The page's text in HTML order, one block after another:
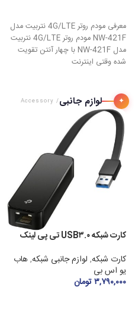
معرفی مودم روتر 4G/LTE نتربیت مدل
NW-421F مودم روتر 4G/LTE نتربیت
مدل NW-421F با چهار آنتن تقویت‌
شده وقتی اینترنت
✦ لوازم جانبی/ Accessory
کارت شبکه USB۳.۰ تی پی لینک
کارت شبکه, لوازم جانبی شبکه,هاب
یو اس بی
۳,۷۹۰,۰۰۰تومان